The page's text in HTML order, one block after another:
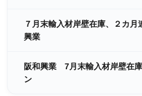
７月末輸入材岸壁在庫、２カ
興業
阪和興業 7月末輸入材岸壁在
ン